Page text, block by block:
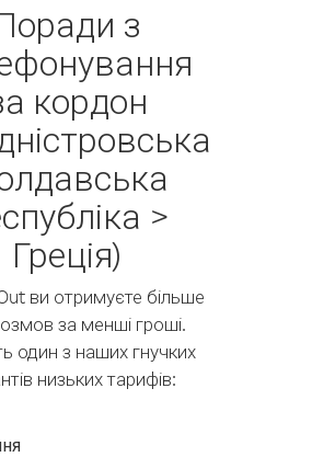
з
кордон
>
Греція)
ви отримуєте більше
за менші гроші.
один з наших гнучких
низьких тарифів: